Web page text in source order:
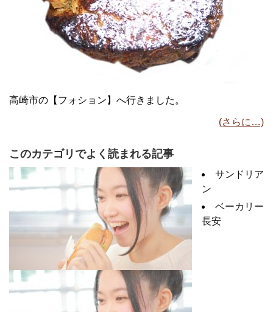
高崎市の【フォション】へ行きました。
(さらに…)
このカテゴリでよく読まれる記事
サンドリア
ン
ベーカリー
長安